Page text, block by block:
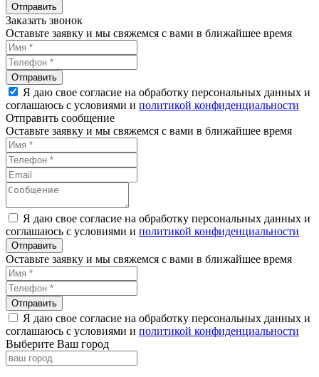
Заказать звонок
Оставьте заявку и мы свяжемся с вами в ближайшее время
Я даю свое согласие на обработку персональных данных и
соглашаюсь с условиями и политикой конфиденциальности
Отправить сообщение
Оставьте заявку и мы свяжемся с вами в ближайшее время
Я даю свое согласие на обработку персональных данных и
соглашаюсь с условиями и политикой конфиденциальности
Оставьте заявку и мы свяжемся с вами в ближайшее время
Я даю свое согласие на обработку персональных данных и
соглашаюсь с условиями и политикой конфиденциальности
Выберите Ваш город